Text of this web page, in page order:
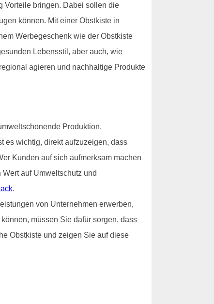
Vorteile bringen. Dabei sollen die
können. Mit einer Obstkiste in
Werbegeschenk wie der Obstkiste
Lebensstil, aber auch, wie
agieren und nachhaltige Produkte
Produktion,
es wichtig, direkt aufzuzeigen, dass
Kunden auf sich aufmerksam machen
auf Umweltschutz und
.
von Unternehmen erwerben,
müssen Sie dafür sorgen, dass
Obstkiste und zeigen Sie auf diese